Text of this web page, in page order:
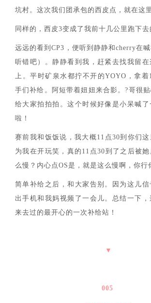
坑村。这次我们团承包的西皮点，就在这里
同样的，西皮3变成了我前十几公里跑下去
远远的看到CP3，便听到静静和cherry在
听错吧）。静静看到我，赶紧去找我留
上。平时矿泉水都拧不开的YOYO，拿着
手们补给。阿短带着妞妞来合影。?哥很贴
给大家拍拍拍。这个时候好像是小呆喊
啦！
赛前我和饭饭说，我大概11点30到你们
为我在开玩笑，真的11点30到了之后被
么慢？内心点OS是，就是这么慢啊，你行
简单补给之后，和大家告别。因为这儿
出手机和我妈视频了一会儿。总结一下，
来去过的最开心的一次补给站！
▼
005